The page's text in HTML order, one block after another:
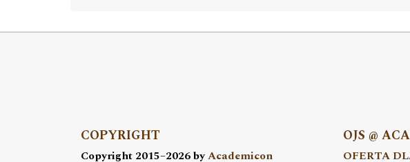
COPYRIGHT
Copyright 2015–2026 byAcademicon
OJS @
OFERTA